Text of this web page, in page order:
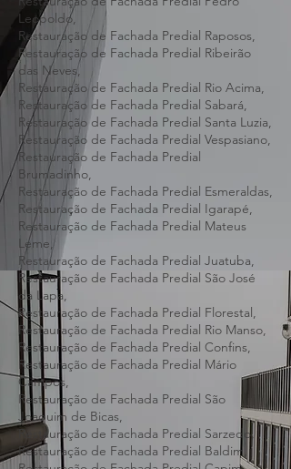
Restauração de Fachada Predial Nova Lima,
Restauração de Fachada Predial Pedro
Leopoldo,
Restauração de Fachada Predial Raposos,
Restauração de Fachada Predial Ribeirão
das Neves,
Restauração de Fachada Predial Rio Acima,
Restauração de Fachada Predial Sabará,
Restauração de Fachada Predial Santa Luzia,
Restauração de Fachada Predial Vespasiano,
Restauração de Fachada Predial
Brumadinho,
Restauração de Fachada Predial Esmeraldas,
Restauração de Fachada Predial Igarapé,
Restauração de Fachada Predial Mateus
Leme,
Restauração de Fachada Predial Juatuba,
Restauração de Fachada Predial São José
da Lapa,
Restauração de Fachada Predial Florestal,
Restauração de Fachada Predial Rio Manso,
Restauração de Fachada Predial Confins,
Restauração de Fachada Predial Mário
Campos,
Restauração de Fachada Predial São
Joaquim de Bicas,
Restauração de Fachada Predial Sarzedo,